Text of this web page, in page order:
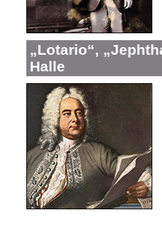
„Lotario“,
Halle